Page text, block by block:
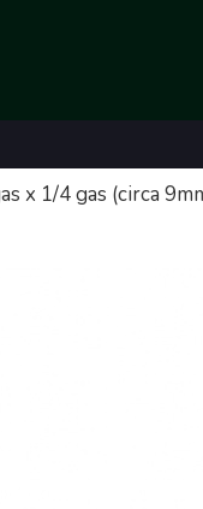
x 1/4 gas (circa